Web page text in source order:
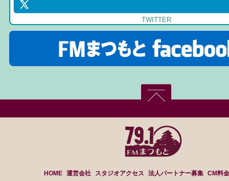
TWITTER
HOME 運営会社 スタジオアクセス 法人パートナー募集 CM料